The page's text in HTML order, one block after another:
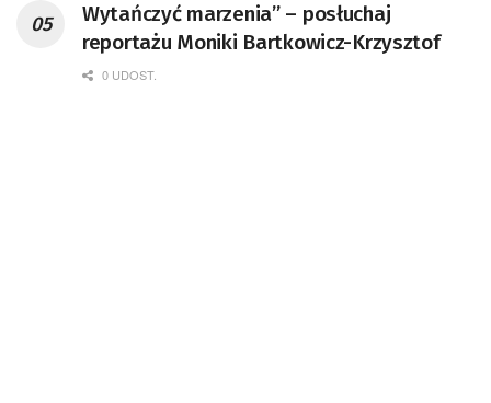
Wytańczyć marzenia” – posłuchaj
reportażu Moniki Bartkowicz-Krzysztof
0 UDOST.